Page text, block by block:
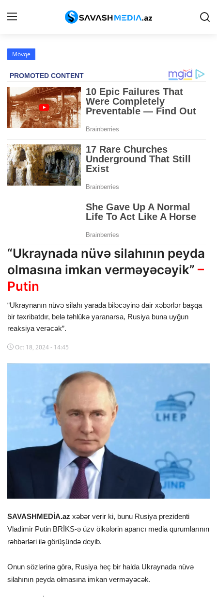
Haqqımızda
Peşə etikası
Reklam
Gündəm
Siyasət
Cəmiyyət
İdman
Mövqe
Mövqe
“Ukraynada nüvə silahının peyda
olmasına imkan verməyəcəyik” –
Putin
“Ukraynanın nüvə silahı yarada biləcəyinə dair xəbərlər başqa
bir təxribatdır, belə təhlükə yaranarsa, Rusiya buna uyğun
reaksiya verəcək”.
Oct 18, 2024 - 14:45
SAVASHMEDİA.az xəbər verir ki, bunu Rusiya prezidenti
Vladimir Putin BRİKS-ə üzv ölkələrin aparıcı media qurumlarının
rəhbərləri ilə görüşündə deyib.
Onun sözlərinə görə, Rusiya heç bir halda Ukraynada nüvə
silahının peyda olmasına imkan verməyəcək.